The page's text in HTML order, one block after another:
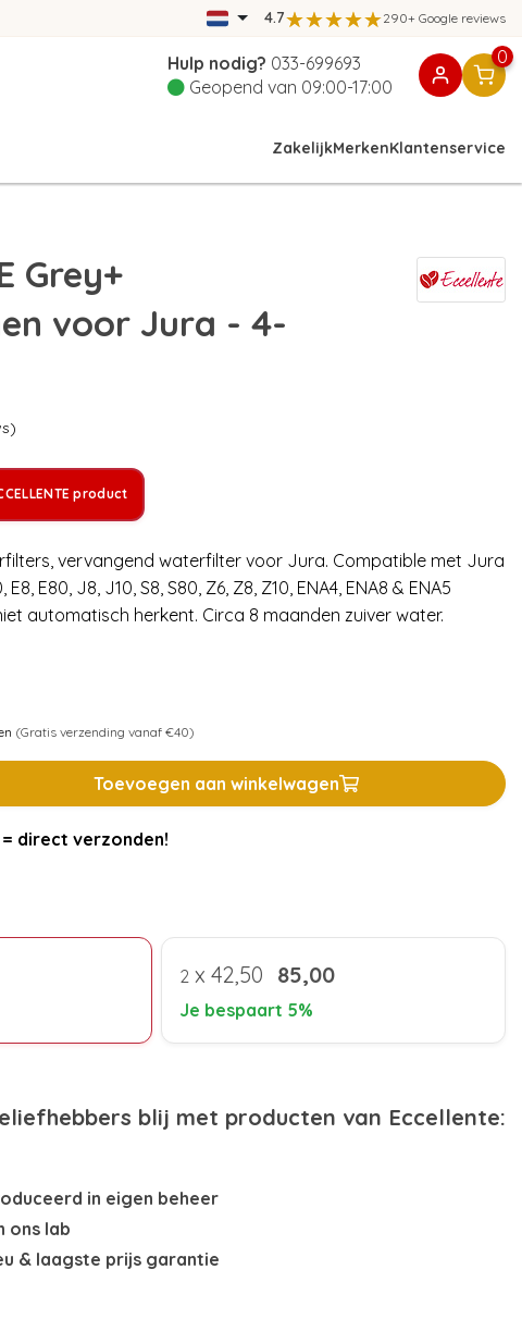
4.7 290+ Google reviews
Hulp nodig? 033-699693
Geopend van 09:00-17:00
0
ZakelijkMerkenKlantenservice
Grey+
voor Jura - 4-
product
vervangend waterfilter voor Jura. Compatible met Jura
E8, E80, J8, J10, S8, S80, Z6, Z8, Z10, ENA4, ENA8 & ENA5
automatisch herkent. Circa 8 maanden zuiver water.
(Gratis verzending vanaf €40)
Toevoegen aan winkelwagen
direct verzonden!
2 x 42,50 85,00
Je bespaart 5%
blij met producten van Eccellente:
in eigen beheer
ons lab
& laagste prijs garantie